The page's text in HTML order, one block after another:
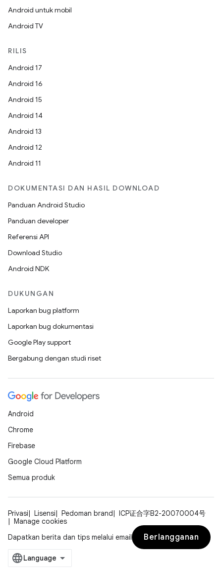
Android untuk mobil
Android TV
RILIS
Android 17
Android 16
Android 15
Android 14
Android 13
Android 12
Android 11
DOKUMENTASI DAN HASIL DOWNLOAD
Panduan Android Studio
Panduan developer
Referensi API
Download Studio
Android NDK
DUKUNGAN
Laporkan bug platform
Laporkan bug dokumentasi
Google Play support
Bergabung dengan studi riset
Android
Chrome
Firebase
Google Cloud Platform
Semua produk
Privasi Lisensi Pedoman brand
ICP证合字B2-20070004号
Manage cookies
Dapatkan berita dan tips melalui email
Berlangganan